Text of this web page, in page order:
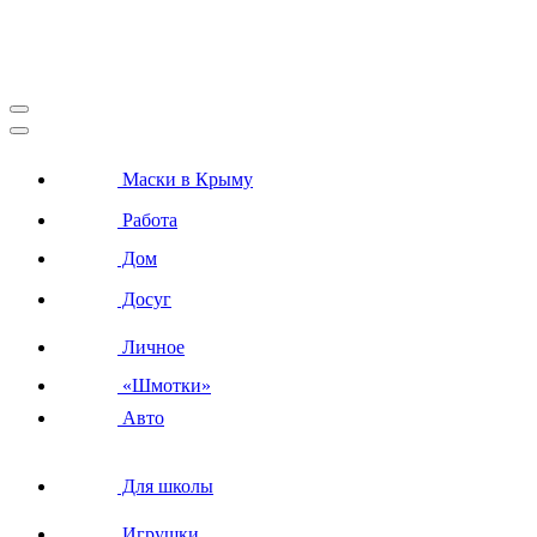
Маски в Крыму
Работа
Дом
Досуг
Личное
«Шмотки»
Авто
Для школы